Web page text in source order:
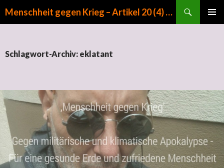
Menschheit gegen Krieg – Artikel 20 (4) GG
Schlagwort-Archiv: eklatant